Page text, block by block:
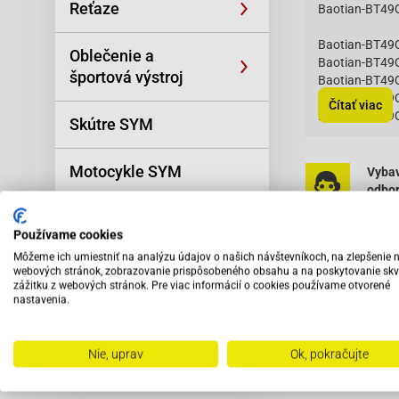
Reťaze
Oblečenie a
športová výstroj
Skútre SYM
Motocykle SYM
Náradie
Výpredaj
Baotian-
Baotian-
Baotian-
Baotian-
Baotian-
Baotian-
Baotian-
Baotian-
Baotian-
Baotian-
Baotian-
Baotian-
Baotian-
Čítať viac
Používame cookies
Môžeme ich umiestniť na analýzu údajov o našich návštevníkoch, na zlepšenie
webových stránok, zobrazovanie prispôsobeného obsahu a na poskytovanie
zážitku z webových stránok. Pre viac informácií o cookies používame otvorené
nastavenia.
Nie, uprav Ok, pokračujte